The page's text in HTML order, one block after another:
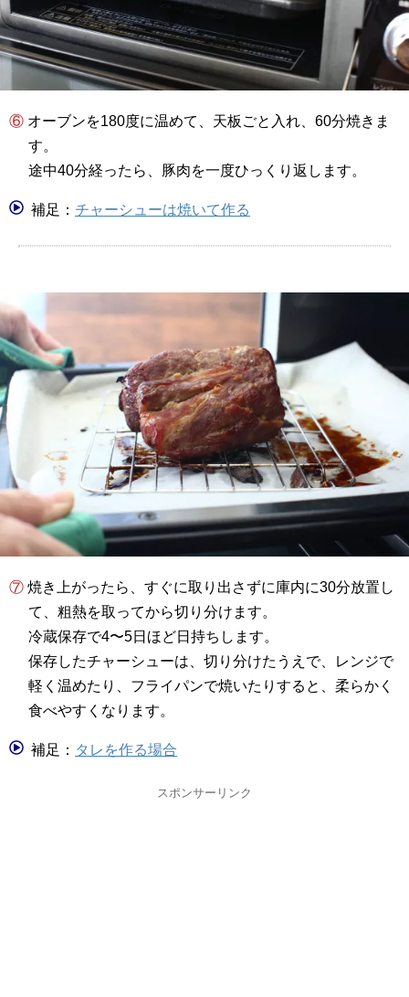
⑥ オーブンを180度に温めて、天板ごと入れ、60分焼きま
す。
途中40分経ったら、豚肉を一度ひっくり返します。
補足： チャーシューは焼いて作る
⑦ 焼き上がったら、すぐに取り出さずに庫内に30分放置し
て、粗熱を取ってから切り分けます。
冷蔵保存で4〜5日ほど日持ちします。
保存したチャーシューは、切り分けたうえで、レンジで
軽く温めたり、フライパンで焼いたりすると、柔らかく
食べやすくなります。
補足： タレを作る場合
スポンサーリンク